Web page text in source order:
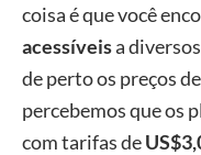
coisa é que você
acessíveisa
de perto os preços
percebemos que os
com tarifas de